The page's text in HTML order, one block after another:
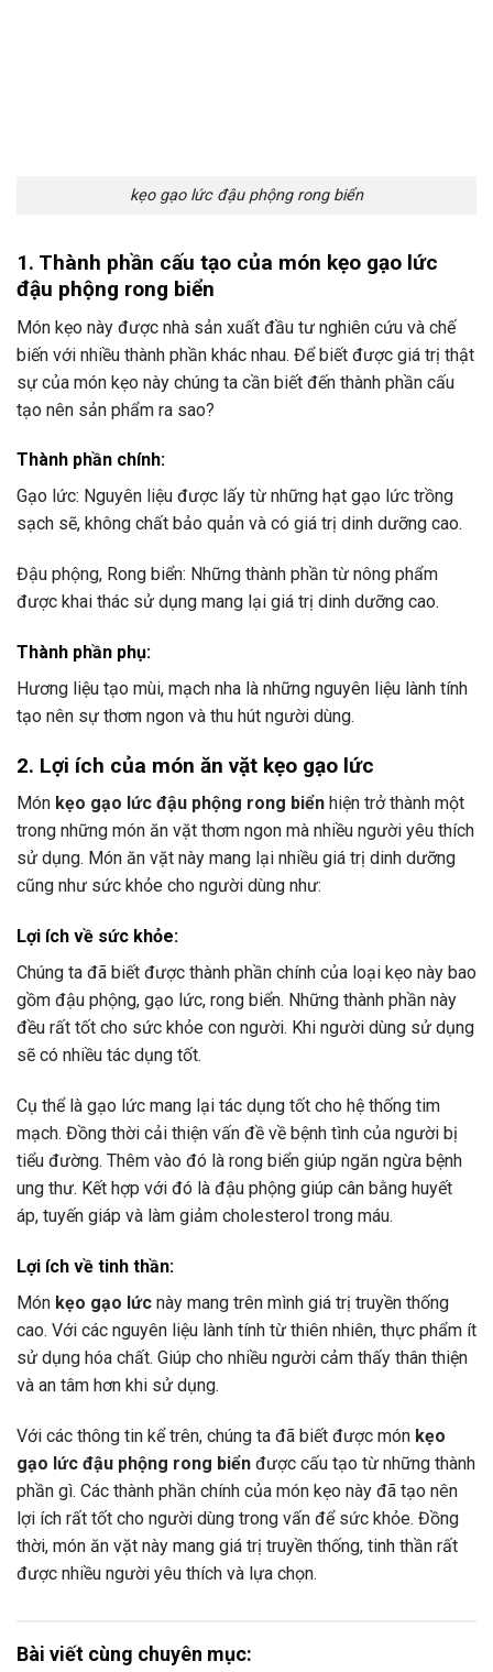
kẹo gạo lức đậu phộng rong biển
1. Thành phần cấu tạo của món kẹo gạo lức
đậu phộng rong biển
Món kẹo này được nhà sản xuất đầu tư nghiên cứu và chế
biến với nhiều thành phần khác nhau. Để biết được giá trị thật
sự của món kẹo này chúng ta cần biết đến thành phần cấu
tạo nên sản phẩm ra sao?
Thành phần chính:
Gạo lức: Nguyên liệu được lấy từ những hạt gạo lức trồng
sạch sẽ, không chất bảo quản và có giá trị dinh dưỡng cao.
Đậu phộng, Rong biển: Những thành phần từ nông phẩm
được khai thác sử dụng mang lại giá trị dinh dưỡng cao.
Thành phần phụ:
Hương liệu tạo mùi, mạch nha là những nguyên liệu lành tính
tạo nên sự thơm ngon và thu hút người dùng.
2. Lợi ích của món ăn vặt kẹo gạo lức
Món kẹo gạo lức đậu phộng rong biển hiện trở thành một
trong những món ăn vặt thơm ngon mà nhiều người yêu thích
sử dụng. Món ăn vặt này mang lại nhiều giá trị dinh dưỡng
cũng như sức khỏe cho người dùng như:
Lợi ích về sức khỏe:
Chúng ta đã biết được thành phần chính của loại kẹo này bao
gồm đậu phộng, gạo lức, rong biển. Những thành phần này
đều rất tốt cho sức khỏe con người. Khi người dùng sử dụng
sẽ có nhiều tác dụng tốt.
Cụ thể là gạo lức mang lại tác dụng tốt cho hệ thống tim
mạch. Đồng thời cải thiện vấn đề về bệnh tình của người bị
tiểu đường. Thêm vào đó là rong biển giúp ngăn ngừa bệnh
ung thư. Kết hợp với đó là đậu phộng giúp cân bằng huyết
áp, tuyến giáp và làm giảm cholesterol trong máu.
Lợi ích về tinh thần:
Món kẹo gạo lức này mang trên mình giá trị truyền thống
cao. Với các nguyên liệu lành tính từ thiên nhiên, thực phẩm ít
sử dụng hóa chất. Giúp cho nhiều người cảm thấy thân thiện
và an tâm hơn khi sử dụng.
Với các thông tin kể trên, chúng ta đã biết được món kẹo
gạo lức đậu phộng rong biển được cấu tạo từ những thành
phần gì. Các thành phần chính của món kẹo này đã tạo nên
lợi ích rất tốt cho người dùng trong vấn để sức khỏe. Đồng
thời, món ăn vặt này mang giá trị truyền thống, tinh thần rất
được nhiều người yêu thích và lựa chọn.
Bài viết cùng chuyên mục: